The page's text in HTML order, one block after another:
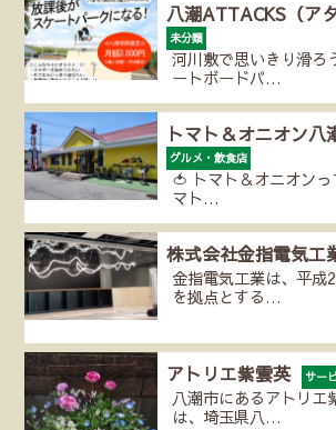
八潮ATTACKS（ア
未分類
河川敷で思いきり滑ろ
ートボードパ…
トマト＆オニオン八
グルメ・飲食店
🍅 トマト＆オニオン
マト…
株式会社金指電気
金指電気工業は、平成
を拠点とする…
アトリエ紫雲英 サー
八潮市にあるアトリエ
は、埼玉県八…